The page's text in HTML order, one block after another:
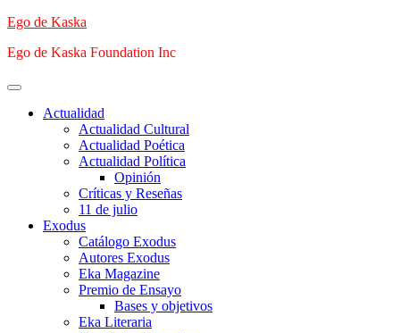
Saltar
contenido
Ego de Kaska
Ego de Kaska Foundation Inc
Menú
principalActualidad
Actualidad Cultural
Actualidad Poética
Actualidad Política
Opinión
Críticas y Reseñas
11 de julio
Exodus
Catálogo Exodus
Autores Exodus
Eka Magazine
Premio de Ensayo
Bases y objetivos
Eka Literaria